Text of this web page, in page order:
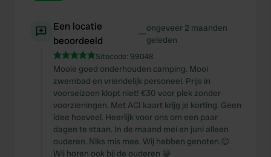
Een locatie
beoordeeld
—ongeveer 2 maanden
geleden
Sitecode: 99048
Mooie goed onderhouden camping. Mooi
zwembad en vriendelijk personeel. Prijs in
voorseizoen klopt niet! €30 voor plek zonder
voorzieningen. Met ACI kaart krijg je korting. Geen
idee hoeveel. Heerlijk voor ons om een paar
dagen te staan. In de maand mei en juni alleen
ouderen. Niks mis mee. Wij hebben genoten.😊
Wij horen ook bij de ouderen 😁